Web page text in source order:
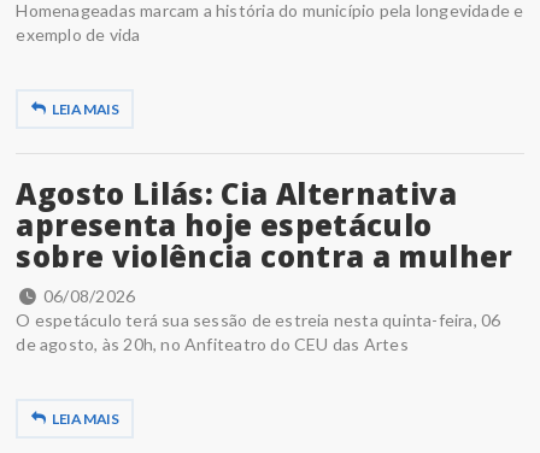
Homenageadas marcam a história do município pela longevidade e
exemplo de vida
LEIA MAIS
Agosto Lilás: Cia Alternativa
apresenta hoje espetáculo
sobre violência contra a mulher
06/08/2026
O espetáculo terá sua sessão de estreia nesta quinta-feira, 06
de agosto, às 20h, no Anfiteatro do CEU das Artes
LEIA MAIS